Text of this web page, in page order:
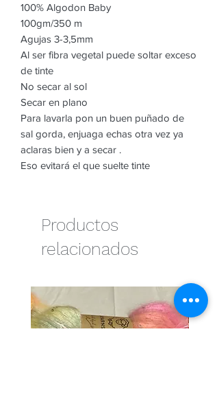
100% Algodon Baby
100gm/350 m
Agujas 3-3,5mm
Al ser fibra vegetal puede soltar exceso
de tinte
No secar al sol
Secar en plano
Para lavarla pon un buen puñado de
sal gorda, enjuaga echas otra vez ya
aclaras bien y a secar .
Eso evitará el que suelte tinte
Productos
relacionados